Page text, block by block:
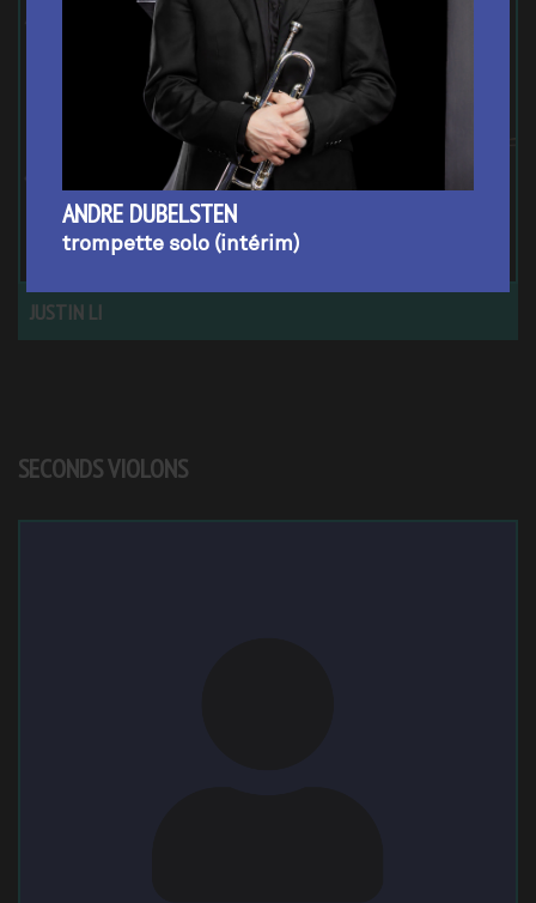
JUSTIN LI
SECONDS VIOLONS
ANDRE DUBELSTEN
trompette solo (intérim)